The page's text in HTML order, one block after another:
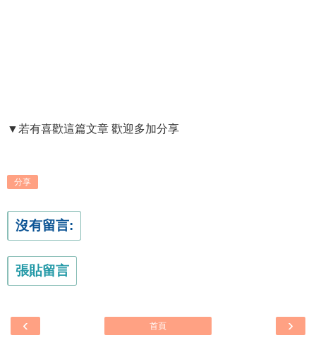
▼若有喜歡這篇文章 歡迎多加分享
分享
沒有留言:
張貼留言
‹ ›
首頁